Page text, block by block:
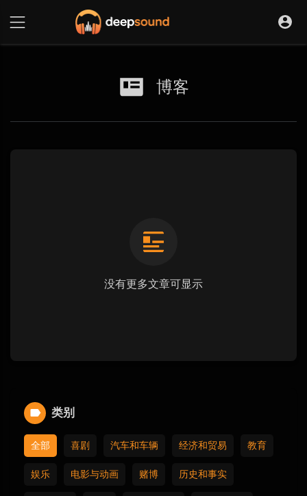
博客
没有更多文章可显示
类别
全部 喜剧 汽车和车辆 经济和贸易 教育
娱乐 电影与动画 赌博 历史和事实